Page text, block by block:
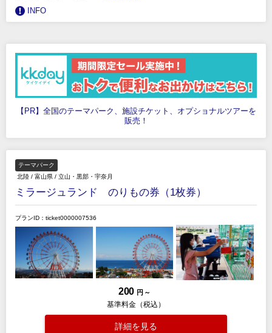
INFO
【PR】全国のテーマパーク、施設チケット、オプショナルツアーを
販売！
テーマパーク
北陸 / 富山県 / 立山・黒部・宇奈月
ミラージュランド のりもの券（1枚券）
プランID：ticket0000007536
200 円 ～
基準料金（税込）
詳細を見る